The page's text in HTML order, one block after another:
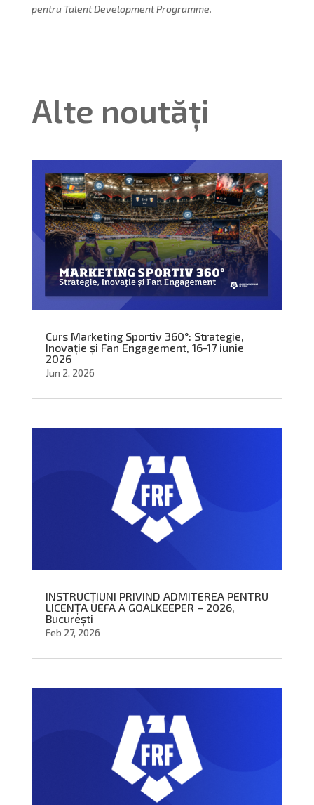
pentru Talent Development Programme.
Alte noutăți
Curs Marketing Sportiv 360°: Strategie,
Inovație și Fan Engagement, 16-17 iunie
2026
Jun 2, 2026
INSTRUCȚIUNI PRIVIND ADMITEREA PENTRU
LICENȚA UEFA A GOALKEEPER – 2026,
București
Feb 27, 2026